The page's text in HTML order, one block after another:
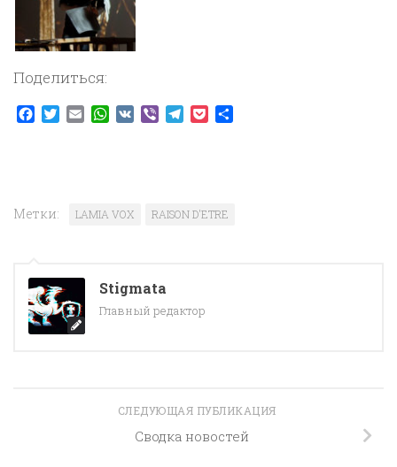
Поделиться:
Facebook
TwitterEmailWhatsApp
VK ViberTelegram
Pocket
Метки: LAMIA VOX RAISON D'ETRE
Stigmata
Главный редактор
СЛЕДУЮЩАЯ ПУБЛИКАЦИЯ
Сводка новостей